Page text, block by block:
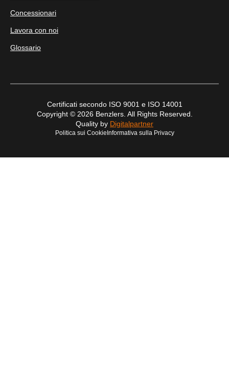
Concessionari
Lavora con noi
Glossario
Certificati secondo ISO 9001 e ISO 14001
Copyright © 2026 Benzlers. All Rights Reserved.
Quality by Digitalpartner
Politica sui Cookie Informativa sulla Privacy